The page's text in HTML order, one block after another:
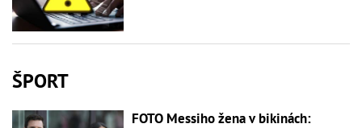
ŠPORT
FOTO Messiho žena v bikinách: